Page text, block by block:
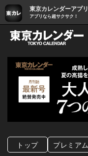
東京カレンダーアプリ
アプリなら超サクサク！
トップ プレミアム